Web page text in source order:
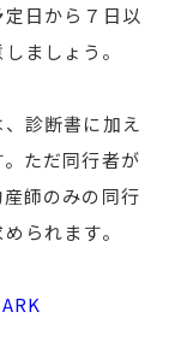
日から７日以
ましょう。
診断書に加え
ただ同行者が
師のみの同行
られます。